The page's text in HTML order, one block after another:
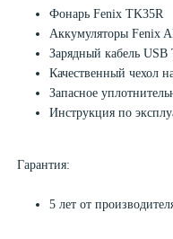
Фонарь Fenix TK35R
Аккумуляторы Fenix
Зарядный кабель USB
Качественный чехол
Запасное
Инструкция по
Гарантия:
5 лет от